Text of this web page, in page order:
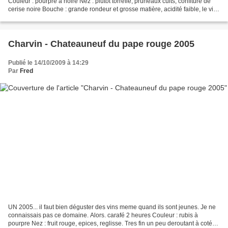
cerise noire Bouche : grande rondeur et grosse matière, acidité faible, le vin
Charvin - Chateauneuf du pape rouge 2005
Publié le 14/10/2009 à 14:29
Par Fred
UN 2005... il faut bien déguster des vins meme quand ils sont jeunes. Je ne
connaissais pas ce domaine. Alors. carafé 2 heures Couleur : rubis à
pourpre Nez : fruit rouge, epices, reglisse. Tres fin un peu deroutant à coté